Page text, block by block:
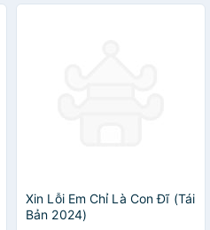
Xin Lỗi Em Chỉ Là Con Đĩ (Tái
Bản 2024)